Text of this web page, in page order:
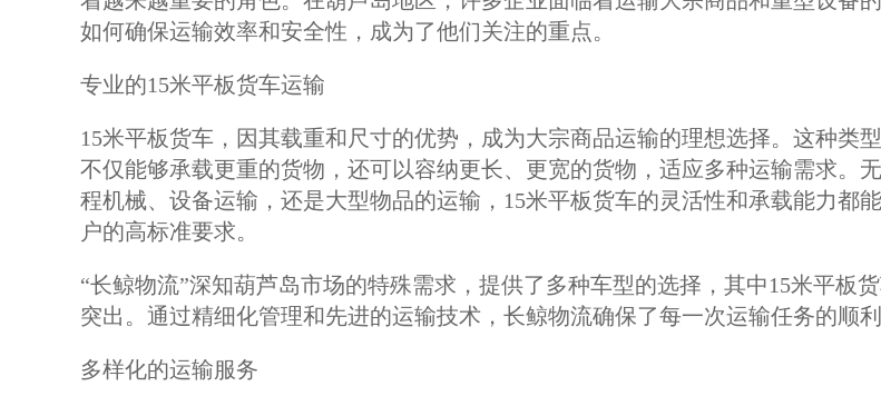
如何确保运输效率和安全性，成为了他们关注的重点。
专业的15米平板货车运输
15米平板货车，因其载重和尺寸的优势，成为大宗商品运输的理想选择。这种类
不仅能够承载更重的货物，还可以容纳更长、更宽的货物，适应多种运输需求。
程机械、设备运输，还是大型物品的运输，15米平板货车的灵活性和承载能力都
户的高标准要求。
“长鲸物流”深知葫芦岛市场的特殊需求，提供了多种车型的选择，其中15米平板
突出。通过精细化管理和先进的运输技术，长鲸物流确保了每一次运输任务的顺利
多样化的运输服务